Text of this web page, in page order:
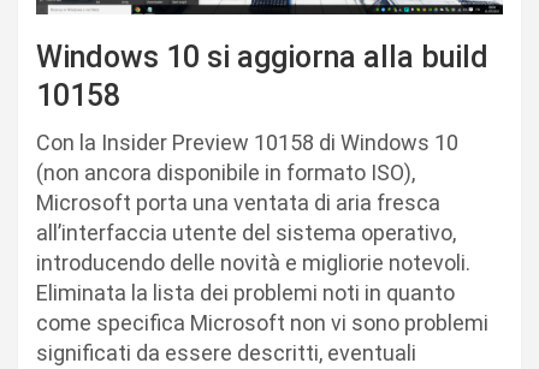
Windows 10 si aggiorna alla build
10158
Con la Insider Preview 10158 di Windows 10
(non ancora disponibile in formato ISO),
Microsoft porta una ventata di aria fresca
all’interfaccia utente del sistema operativo,
introducendo delle novità e migliorie notevoli.
Eliminata la lista dei problemi noti in quanto
come specifica Microsoft non vi sono problemi
significati da essere descritti, eventuali